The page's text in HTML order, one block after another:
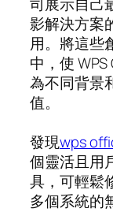
影解決方案
用。將這些
中，使
為不同背景
值。
發現wps
個靈活且用
具，可輕鬆
多個系統的